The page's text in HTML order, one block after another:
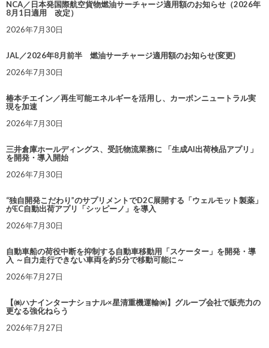
NCA／日本発国際航空貨物燃油サーチャージ適用額のお知らせ（2026年
8月1日適用 改定）
2026年7月30日
JAL／2026年8月前半 燃油サーチャージ適用額のお知らせ(変更)
2026年7月30日
椿本チエイン／再生可能エネルギーを活用し、カーボンニュートラル実
現を加速
2026年7月30日
三井倉庫ホールディングス、受託物流業務に 「生成AI出荷検品アプリ」
を開発・導入開始
2026年7月30日
“独自開発こだわり”のサプリメントでD2C展開する「ウェルモット製薬」
がEC自動出荷アプリ「シッピーノ」を導入
2026年7月30日
自動車船の荷役中断を抑制する自動車移動用「スケーター」を開発・導
入 ～自力走行できない車両を約5分で移動可能に～
2026年7月27日
【㈱ハナインターナショナル×星清重機運輸㈱】グループ会社で販売力の
更なる強化ねらう
2026年7月27日